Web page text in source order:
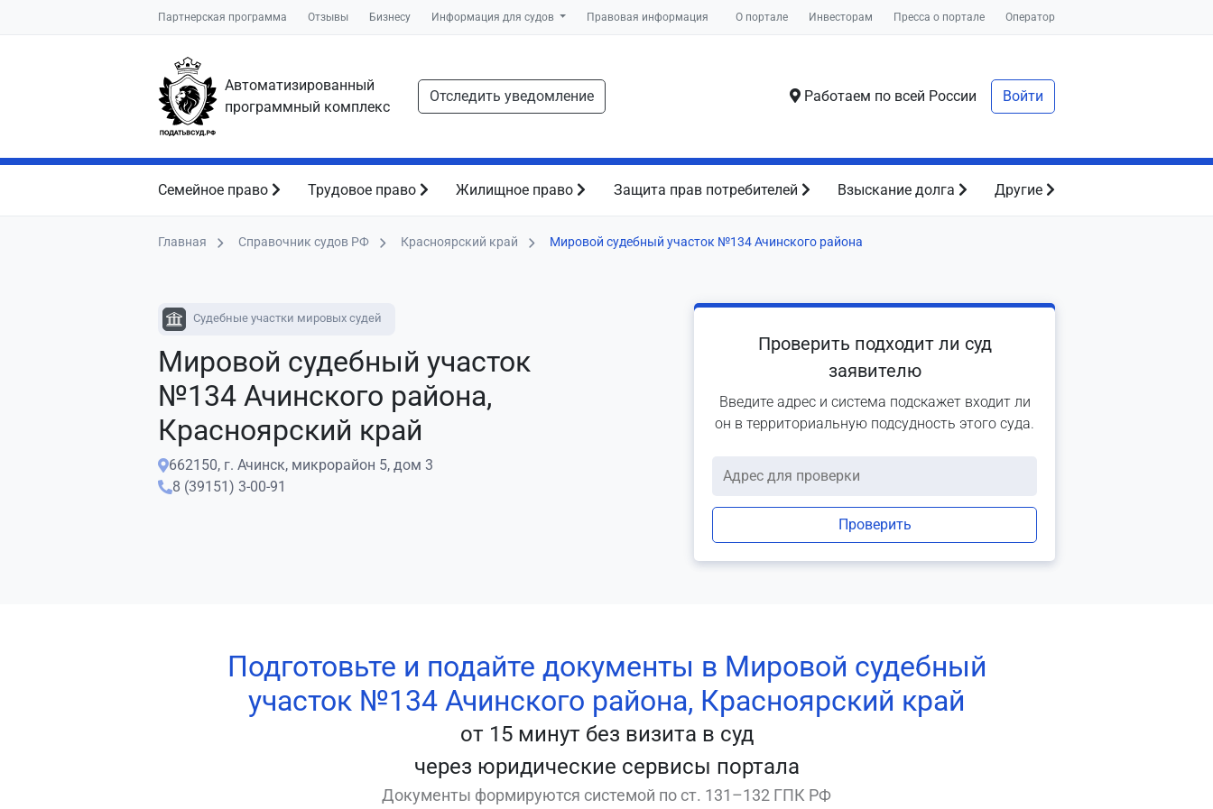
Партнерская программа Отзывы Бизнесу Информация для судов Правовая информация О портале Инвесторам Пресса о портале Оператор
Автоматизированный
программный комплекс
Отследить уведомление Работаем по всей России Войти
Семейное право Трудовое право Жилищное право Защита прав потребителей Взыскание долга Другие
Главная Справочник судов РФ Красноярский край Мировой судебный участок №134 Ачинского района
Судебные участки мировых судей
Мировой судебный участок
№134 Ачинского района,
Красноярский край
662150, г. Ачинск, микрорайон 5, дом 3
8 (39151) 3-00-91
Проверить подходит ли суд
заявителю
Введите адрес и система подскажет входит ли
он в территориальную подсудность этого суда.
Проверить
Подготовьте и подайте документы в Мировой судебный
участок №134 Ачинского района, Красноярский край
от 15 минут без визита в суд
через юридические сервисы портала
Документы формируются системой по ст. 131–132 ГПК РФ